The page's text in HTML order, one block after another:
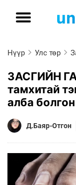
Нүүр Улс төр
ЗАСГИЙН
тамхитай
алба
Д.Баяр-Отгон